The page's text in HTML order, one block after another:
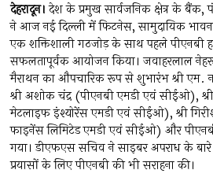
देहरादून।देश के प्रमुख सार्वजनिक क्षेत्र के
ने आज नई दिल्ली में फिटनेस, सामुदायिक
एक शक्तिशाली गठजोड़ के साथ पहले पीएनबी
सफलतापूर्वक आयोजन किया। जवाहरलाल
मैराथन का औपचारिक रूप से शुभारंभ श्री एम.
श्री अशोक चंद्र (पीएनबी एमडी एवं सीईओ),
मेटलाइफ इंश्योरेंस एमडी एवं सीईओ), श्री
फाइनेंस लिमिटेड एमडी एवं सीईओ) और पीएनबी
गया। डीएफएस सचिव ने साइबर अपराध के
प्रयासों के लिए पीएनबी की भी सराहना की।